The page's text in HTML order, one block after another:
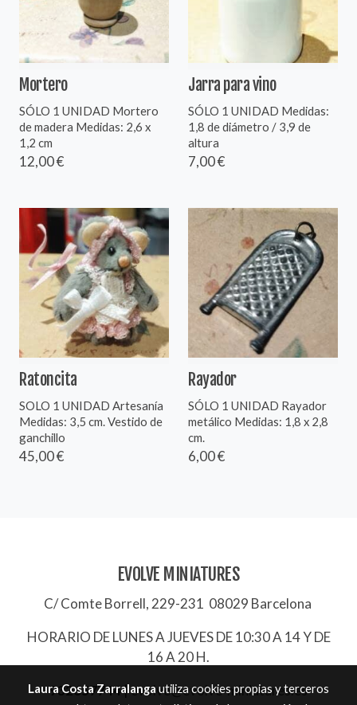
Mortero
SÓLO 1 UNIDAD Mortero
de madera Medidas: 2,6 x
1,2 cm
12,00 €
Jarra para vino
SÓLO 1 UNIDAD Medidas:
1,8 de diámetro / 3,9 de
altura
7,00 €
Ratoncita
SOLO 1 UNIDAD Artesanía
Medidas: 3,5 cm. Vestido de
ganchillo
45,00 €
Rayador
SÓLO 1 UNIDAD Rayador
metálico Medidas: 1,8 x 2,8
cm.
6,00 €
EVOLVE MINIATURES
C/ Comte Borrell, 229-231 08029 Barcelona
HORARIO DE LUNES A JUEVES DE 10:30 A 14 Y DE
16 A 20 H.
932657744|evolve@evolve-miniatures.es
Laura Costa Zarralanga utiliza cookies propias y terceros